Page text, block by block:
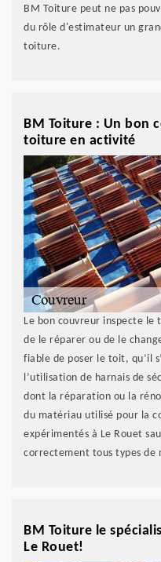
BM Toiture peut ne pas
du rôle d'estimateur un
toiture.
BM Toiture : Un bon
toiture en activité
Le bon couvreur inspecte
de le réparer ou de le
fiable de poser le toit, qu’il
l’utilisation de harnais de
dont la réparation ou la
du matériau utilisé pour la
expérimentés à Le Rouet
correctement tous types
BM Toiture le
Le Rouet!